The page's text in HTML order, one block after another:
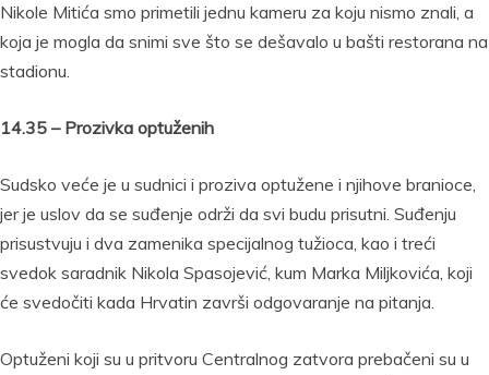
Nikole Mitića smo primetili jednu kameru za koju nismo znali, a
koja je mogla da snimi sve što se dešavalo u bašti restorana na
stadionu.
14.35 – Prozivka optuženih
Sudsko veće je u sudnici i proziva optužene i njihove branioce,
jer je uslov da se suđenje održi da svi budu prisutni. Suđenju
prisustvuju i dva zamenika specijalnog tužioca, kao i treći
svedok saradnik Nikola Spasojević, kum Marka Miljkovića, koji
će svedočiti kada Hrvatin završi odgovaranje na pitanja.
Optuženi koji su u pritvoru Centralnog zatvora prebačeni su u